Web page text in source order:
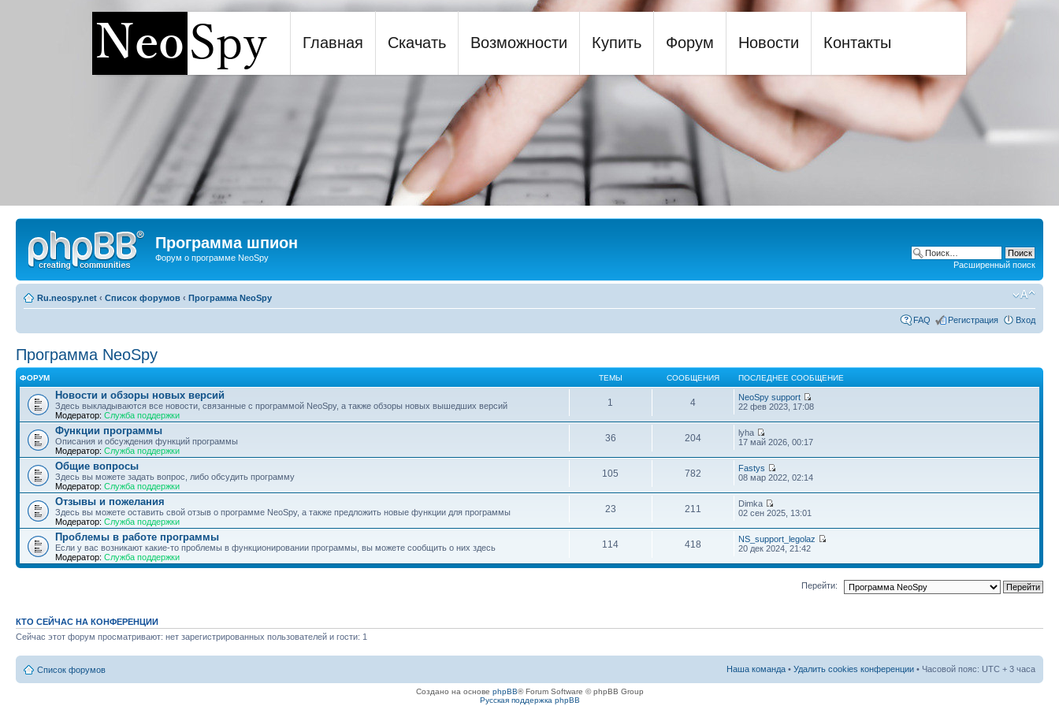
Программа шпион NeoSpy
Главная Скачать Возможности Купить Форум Новости Контакты
Программа шпион
Форум о программе NeoSpy
Расширенный поиск
Ru.neospy.net ‹ Список форумов ‹ Программа NeoSpy
FAQ Регистрация Вход
Программа NeoSpy
ФОРУМ ТЕМЫ СООБЩЕНИЯ ПОСЛЕДНЕЕ СООБЩЕНИЕ
Новости и обзоры новых версий
Здесь выкладываются все новости, связанные с программой NeoSpy, а также обзоры новых вышедших версий
Модератор: Служба поддержки
1 4
NeoSpy support
22 фев 2023, 17:08
Функции программы
Описания и обсуждения функций программы
Модератор: Служба поддержки
36 204
lyha
17 май 2026, 00:17
Общие вопросы
Здесь вы можете задать вопрос, либо обсудить программу
Модератор: Служба поддержки
105 782
Fastys
08 мар 2022, 02:14
Отзывы и пожелания
Здесь вы можете оставить свой отзыв о программе NeoSpy, а также предложить новые функции для программы
Модератор: Служба поддержки
23 211
Dimka
02 сен 2025, 13:01
Проблемы в работе программы
Если у вас возникают какие-то проблемы в функционировании программы, вы можете сообщить о них здесь
Модератор: Служба поддержки
114 418
NS_support_legolaz
20 дек 2024, 21:42
Перейти:
КТО СЕЙЧАС НА КОНФЕРЕНЦИИ
Сейчас этот форум просматривают: нет зарегистрированных пользователей и гости: 1
Список форумов Наша команда • Удалить cookies конференции • Часовой пояс: UTC + 3 часа
Создано на основе phpBB® Forum Software © phpBB Group
Русская поддержка phpBB